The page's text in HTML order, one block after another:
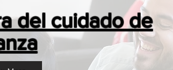
del cuidado de